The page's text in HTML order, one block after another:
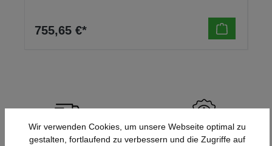
755,65 €*
Schnelle Lieferung Topmarken
Wir verwenden Cookies, um unsere Webseite optimal zu
gestalten, fortlaufend zu verbessern und die Zugriffe auf